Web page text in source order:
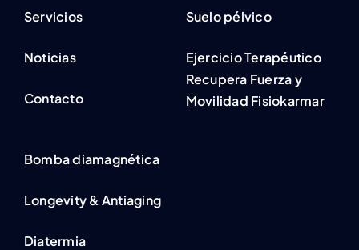
Servicios
Noticias
Contacto
Suelo pélvico
Ejercicio Terapéutico
Recupera Fuerza y
Movilidad Fisiokarmar
Bomba diamagnética
Longevity & Antiaging
Diatermia